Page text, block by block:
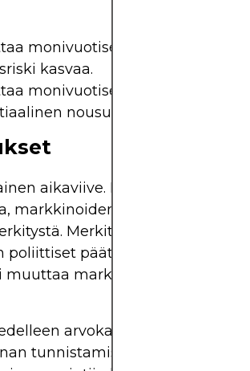
monivuotisen huippunsa
kasvaa.
monivuotisen huippunsa
nousumahdollisuus on
aikaviive. Koska raportti
markkinoiden kehitys
Merkittävät taloudelliset
poliittiset päätökset tai
muuttaa markkinoiden mielialaa
arvokas keskipitkän
tunnistamisessa. Se on